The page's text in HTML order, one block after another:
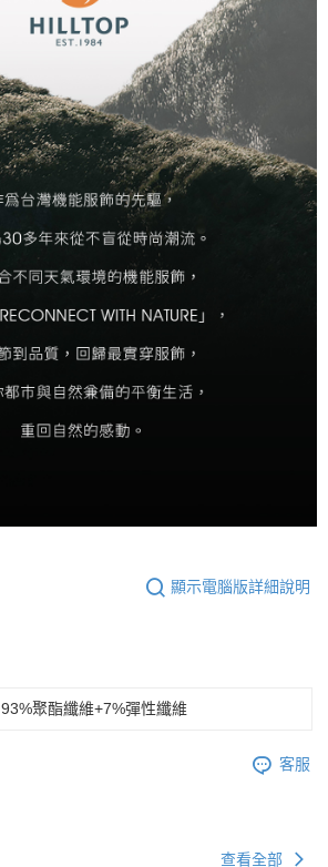
顯示電腦版詳細說明
93%聚酯纖維+7%彈性纖維
客服
查看全部